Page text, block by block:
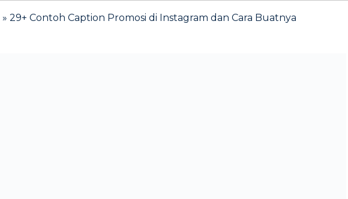
» 29+ Contoh Caption Promosi di Instagram dan Cara Buatnya